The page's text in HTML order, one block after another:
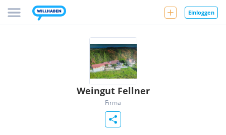
Einloggen
Weingut Fellner
Firma